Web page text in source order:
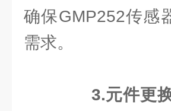
确保GMP252传感
需求。
3.元件更